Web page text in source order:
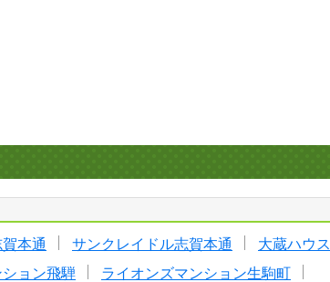
本通 サンクレイドル志賀本通
大蔵ハウス
ョン飛騨
ライオンズマンション生駒町